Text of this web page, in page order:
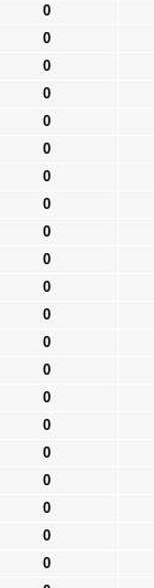
0
0
0
0
0
0
0
0
0
0
0
0
0
0
0
0
0
0
0
0
0